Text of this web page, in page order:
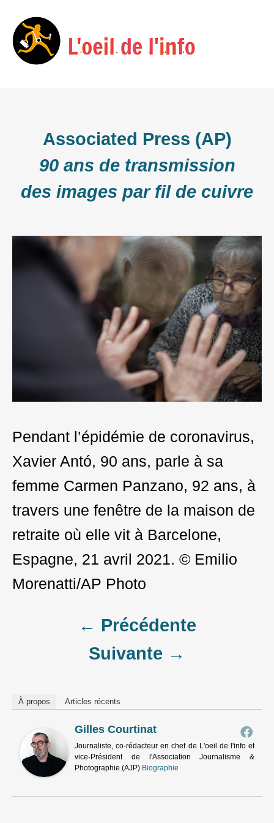
Skip
to
Associated Press (AP)
90 ans de transmission
des images par fil de cuivre
Pendant l’épidémie de coronavirus,
Xavier Antó, 90 ans, parle à sa
femme Carmen Panzano, 92 ans, à
travers une fenêtre de la maison de
retraite où elle vit à Barcelone,
Espagne, 21 avril 2021. © Emilio
Morenatti/AP Photo
navigation
← Précédente
Suivante →
À propos Articles récents
Gilles Courtinat
Journaliste, co-rédacteur en chef de L'oeil de l'info et
vice-Président de l'Association Journalisme &
Photographie (AJP) Biographie